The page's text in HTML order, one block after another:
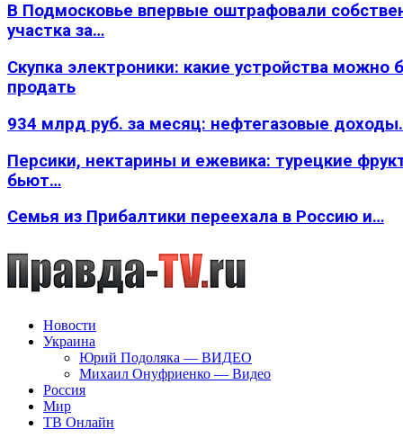
В Подмосковье впервые оштрафовали
участка за…
Скупка электроники: какие устройства можно
продать
934 млрд руб. за месяц: нефтегазовые
Персики, нектарины и ежевика: турецкие
бьют…
Семья из Прибалтики переехала в Россию и…
Новости
Украина
Юрий Подоляка — ВИДЕО
Михаил Онуфриенко — Видео
Россия
Мир
ТВ Онлайн